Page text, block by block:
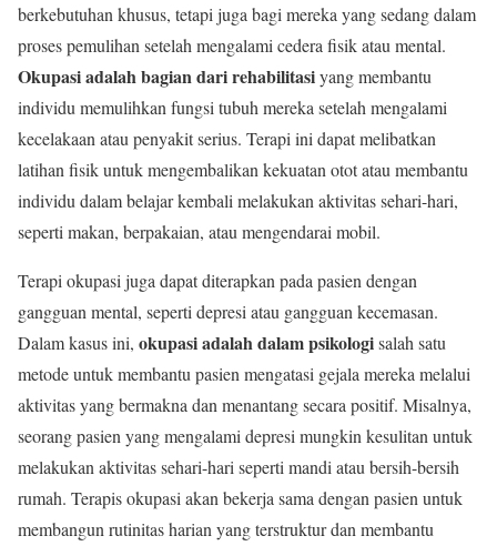
berkebutuhan khusus, tetapi juga bagi mereka yang sedang dalam
proses pemulihan setelah mengalami cedera fisik atau mental.
Okupasi adalah bagian dari rehabilitasiyang membantu
individu memulihkan fungsi tubuh mereka setelah mengalami
kecelakaan atau penyakit serius. Terapi ini dapat melibatkan
latihan fisik untuk mengembalikan kekuatan otot atau membantu
individu dalam belajar kembali melakukan aktivitas sehari-hari,
seperti makan, berpakaian, atau mengendarai mobil.
Terapi okupasi juga dapat diterapkan pada pasien dengan
gangguan mental, seperti depresi atau gangguan kecemasan.
Dalam kasus ini, okupasi adalah dalam psikologisalah satu
metode untuk membantu pasien mengatasi gejala mereka melalui
aktivitas yang bermakna dan menantang secara positif. Misalnya,
seorang pasien yang mengalami depresi mungkin kesulitan untuk
melakukan aktivitas sehari-hari seperti mandi atau bersih-bersih
rumah. Terapis okupasi akan bekerja sama dengan pasien untuk
membangun rutinitas harian yang terstruktur dan membantu